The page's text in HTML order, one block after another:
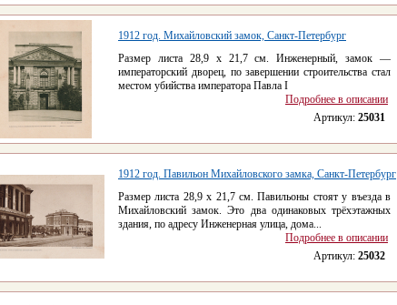
1912 год. Михайловский замок, Санкт-Петербург
Размер листа 28,9 x 21,7 см. Инженерный, замок —
императорский дворец, по завершении строительства стал
местом убийства императора Павла I
Подробнее в описании
Артикул: 25031
1912 год. Павильон Михайловского замка, Санкт-Петербург
Размер листа 28,9 x 21,7 см. Павильоны стоят у въезда в
Михайловский замок. Это два одинаковых трёхэтажных
здания, по адресу Инженерная улица, дома...
Подробнее в описании
Артикул: 25032